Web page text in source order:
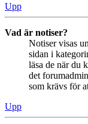
Upp
Vad är notiser?
Notiser visas
sidan i
läsa de när du
det
som krävs för
Upp